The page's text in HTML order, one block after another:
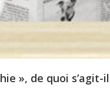
», de quoi s’agit-